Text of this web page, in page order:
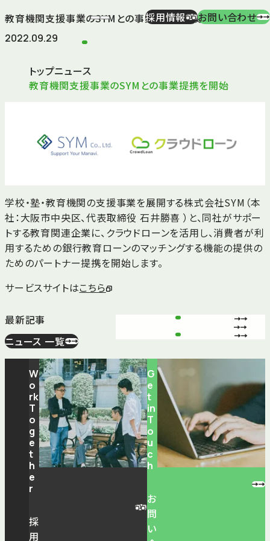
採用情報 お問い合わせ
教育機関支援事業のSYMとの事業提携を開始
2022.09.29
トップニュース
教育機関支援事業のSYMとの事業提携を開始
学校・塾・教育機関の支援事業を展開する株式会社SYM（本
社：大阪市中央区、代表取締役 石井勝喜 ）と、同社がサポー
トする教育関連企業に、クラウドローンを活用し、消費者が利
用するための銀行教育ローンのマッチングする機能の提供の
ためのパートナー提携を開始します。
サービスサイトはこちら
最新記事
ニュース 一覧
W
o
rk
T
o
g
e
t
h
e
r
採
用
G
e
t
in
T
o
u
c
h
お
問
い